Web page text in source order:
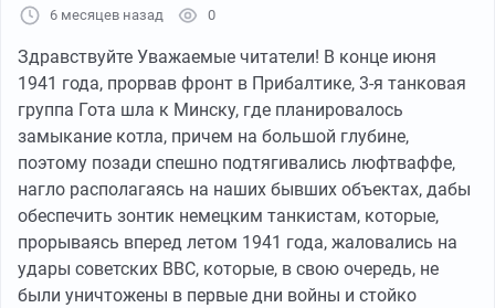
6 месяцев назад 0
Здравствуйте Уважаемые читатели! В конце июня
1941 года, прорвав фронт в Прибалтике, 3-я танковая
группа Гота шла к Минску, где планировалось
замыкание котла, причем на большой глубине,
поэтому позади спешно подтягивались люфтваффе,
нагло располагаясь на наших бывших объектах, дабы
обеспечить зонтик немецким танкистам, которые,
прорываясь вперед летом 1941 года, жаловались на
удары советских ВВС, которые, в свою очередь, не
были уничтожены в первые дни войны и стойко